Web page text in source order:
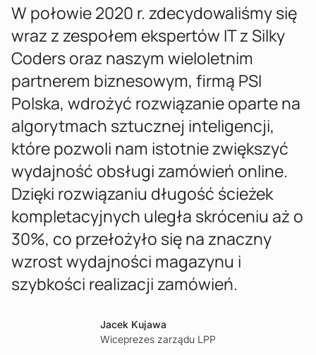
W połowie 2020 r. zdecydowaliśmy się
wraz z zespołem ekspertów IT z Silky
Coders oraz naszym wieloletnim
partnerem biznesowym, firmą PSI
Polska, wdrożyć rozwiązanie oparte na
algorytmach sztucznej inteligencji,
które pozwoli nam istotnie zwiększyć
wydajność obsługi zamówień online.
Dzięki rozwiązaniu długość ścieżek
kompletacyjnych uległa skróceniu aż o
30%, co przełożyło się na znaczny
wzrost wydajności magazynu i
szybkości realizacji zamówień.
Jacek Kujawa
Wiceprezes zarządu LPP